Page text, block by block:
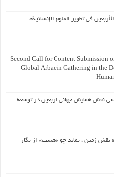
في تطوير العلوم الإنسانية».
Second Call for Content Submission
Global Arbaein Gathering in the
نقش همایش جهانی اربعین در توسعه
زمین ، نماید چو «هشت» از نگار